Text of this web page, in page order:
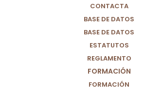
CONTACTA
BASE DE DATOS
BASE DE DATOS
ESTATUTOS
REGLAMENTO
FORMACIÓN
FORMACIÓN